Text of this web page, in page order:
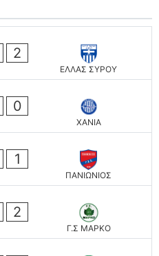
2
ΕΛΛΑΣ ΣΥΡΟΥ
0
ΧΑΝΙΑ
1
ΠΑΝΙΩΝΙΟΣ
2
Γ.Σ ΜΑΡΚΟ